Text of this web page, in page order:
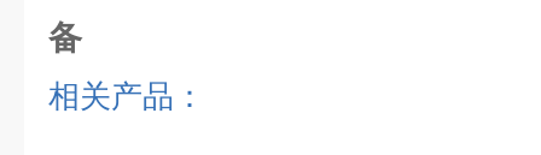
备
相关产品：